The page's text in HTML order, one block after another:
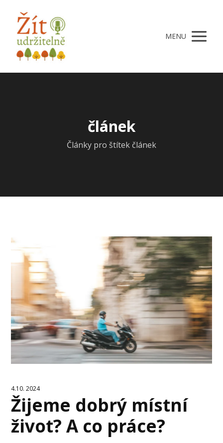
MENU
článek
Články pro štítek článek
4.10. 2024
Žijeme dobrý místní
život? A co práce?